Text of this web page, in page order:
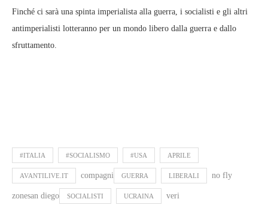
Finché ci sarà una spinta imperialista alla guerra, i socialisti e gli altri
antimperialisti lotteranno per un mondo libero dalla guerra e dallo
sfruttamento.
#ITALIA #SOCIALISMO #USA APRILE
AVANTILIVE.IT compagni GUERRA LIBERALI no fly
zonesan diego SOCIALISTI UCRAINA veri